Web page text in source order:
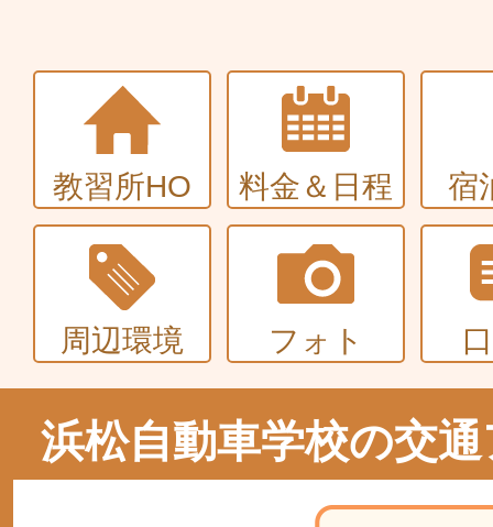
普通車+バイク
同時取得
教習所HO 料金＆日程 宿
周辺環境 フォト
浜松自動車学校の交